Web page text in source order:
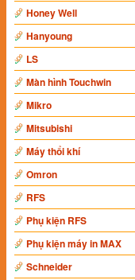
Honey Well
Hanyoung
LS
Màn hình Touchwin
Mikro
Mitsubishi
Máy thổi khí
Omron
RFS
Phụ kiện RFS
Phụ kiện máy in MAX
Schneider